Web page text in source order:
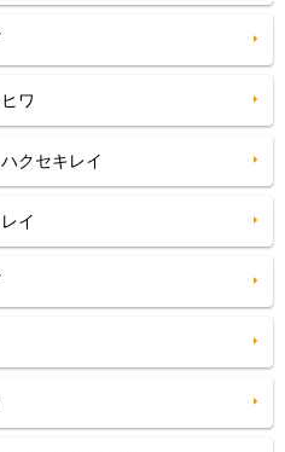
ワ
クセキレイ
イ